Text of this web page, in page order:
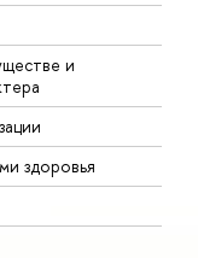
и
здоровья